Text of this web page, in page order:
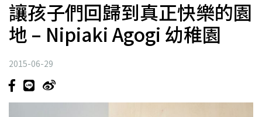
讓孩子們回歸到真正快樂的園
地 – Nipiaki Agogi 幼稚園
2015-06-29